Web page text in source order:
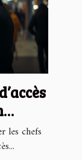
les chefs